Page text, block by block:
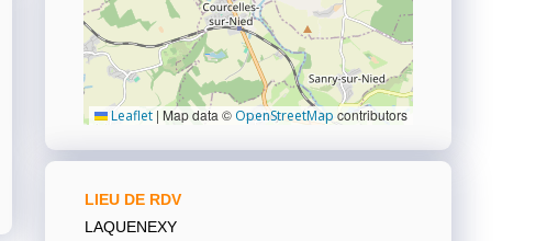
Leaflet | Map data © OpenStreetMap contributors
LIEU DE RDV
LAQUENEXY